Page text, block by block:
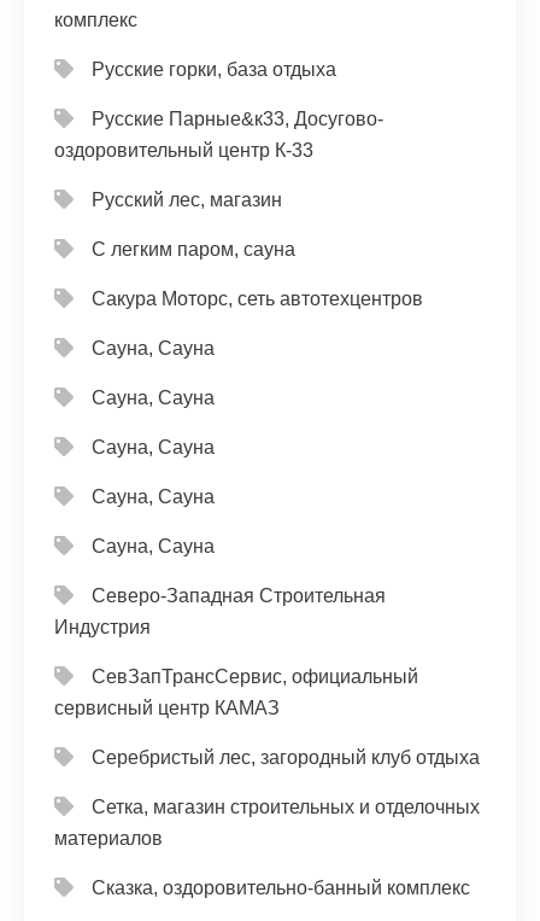
комплекс
Русские горки, база отдыха
Русские Парные&к33, Досугово-
оздоровительный центр К-33
Русский лес, магазин
С легким паром, сауна
Сакура Моторс, сеть автотехцентров
Сауна, Сауна
Сауна, Сауна
Сауна, Сауна
Сауна, Сауна
Сауна, Сауна
Северо-Западная Строительная
Индустрия
СевЗапТрансСервис, официальный
сервисный центр КАМАЗ
Серебристый лес, загородный клуб отдыха
Сетка, магазин строительных и отделочных
материалов
Сказка, оздоровительно-банный комплекс